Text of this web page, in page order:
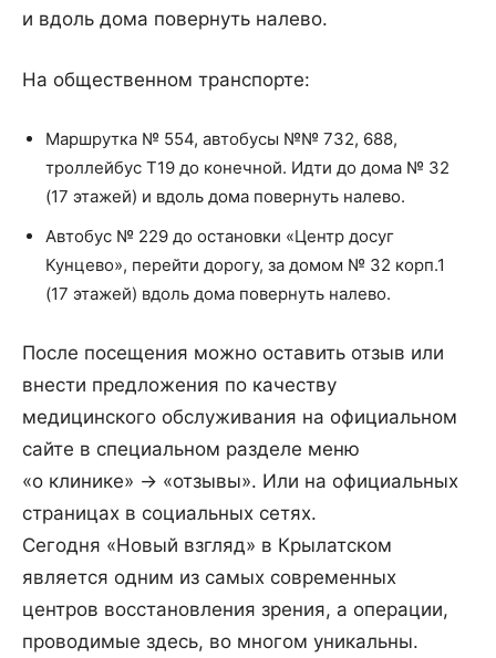
и вдоль дома повернуть налево.
На общественном транспорте:
Маршрутка № 554, автобусы №№ 732, 688,
троллейбус Т19 до конечной. Идти до дома № 32
(17 этажей) и вдоль дома повернуть налево.
Автобус № 229 до остановки «Центр досуг
Кунцево», перейти дорогу, за домом № 32 корп.1
(17 этажей) вдоль дома повернуть налево.
После посещения можно оставить отзыв или
внести предложения по качеству
медицинского обслуживания на официальном
сайте в специальном разделе меню
«о клинике» -> «отзывы». Или на официальных
страницах в социальных сетях.
Сегодня «Новый взгляд» в Крылатском
является одним из самых современных
центров восстановления зрения, а операции,
проводимые здесь, во многом уникальны.